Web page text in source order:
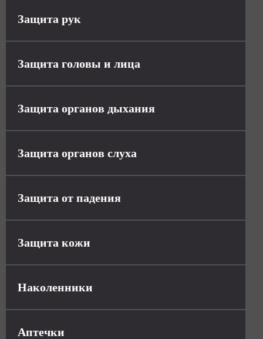
Защита рук
Защита головы и лица
Защита органов дыхания
Защита органов слуха
Защита от падения
Защита кожи
Наколенники
Аптечки